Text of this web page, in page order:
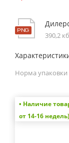
390,2 кб
Норма упаковки
• Наличие
от 14-16 недель)